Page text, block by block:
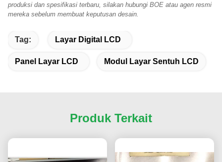
produksi dan spesifikasi terbaru, silakan hubungi BOE atau agen resmi
mereka sebelum membuat keputusan desain.
Tag: Layar Digital LCD
Panel Layar LCD Modul Layar Sentuh LCD
Produk Terkait